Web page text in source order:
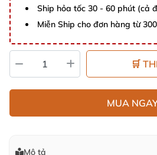
Ship hỏa tốc 30 - 60 phút (cả
Miễn Ship cho đơn hàng từ
🛒
MUA
Mô tả